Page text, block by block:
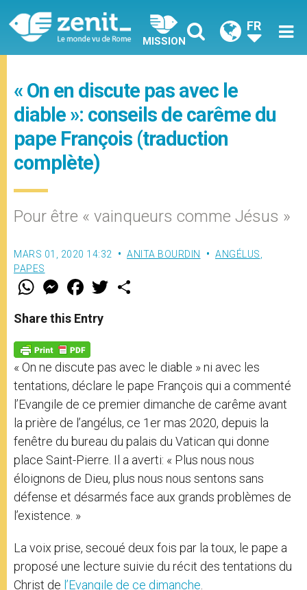
MISSION
FR
« On en discute pas avec le
diable »: conseils de carême du
pape François (traduction
complète)
Pour être « vainqueurs comme Jésus »
MARS 01, 2020 14:32 ANITA BOURDIN ANGÉLUS
PAPES
W
t
s
p
p
M
e
s
e
g
e
r
F
a
e
b
o
k
w
Share this Entry
« On ne discute pas avec le diable » ni avec les
tentations, déclare le pape François qui a commenté
l’Evangile de ce premier dimanche de carême avant
la prière de l’angélus, ce 1er mas 2020, depuis la
fenêtre du bureau du palais du Vatican qui donne
place Saint-Pierre. Il a averti: « Plus nous nous
éloignons de Dieu, plus nous nous sentons sans
défense et désarmés face aux grands problèmes de
l’existence. »
La voix prise, secoué deux fois par la toux, le pape a
proposé une lecture suivie du récit des tentations du
Christ de l’Evangile de ce dimanche